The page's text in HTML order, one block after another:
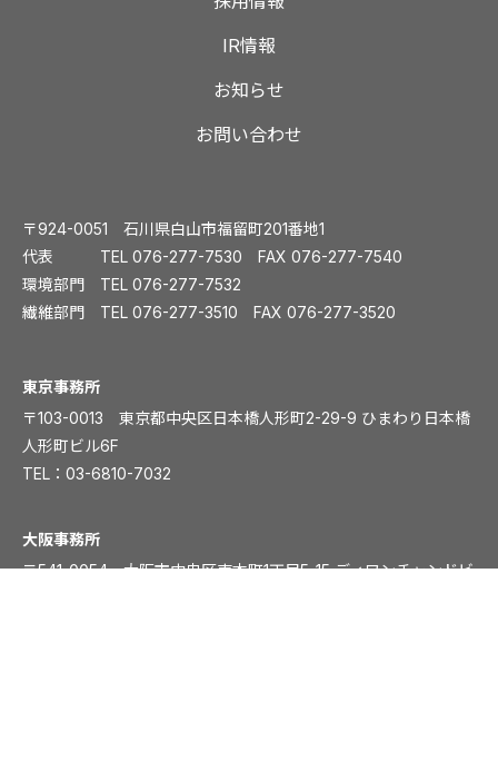
IR情報
お知らせ
お問い合わせ
〒924-0051 石川県白山市福留町201番地1
代表 TEL 076-277-7530 FAX 076-277-7540
環境部門 TEL 076-277-7532
繊維部門 TEL 076-277-3510 FAX 076-277-3520
️東京事務所
〒103-0013 東京都中央区日本橋人形町2-29-9 ひまわり日本橋
人形町ビル6F
TEL： 03-6810-7032
大阪事務所
〒541-0054 大阪市中央区南本町1丁目5-15 ディワンチャンドビ